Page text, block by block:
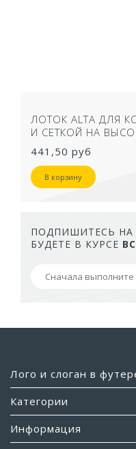
ЛОТОК ALTA ДЛЯ
И СЕТКОЙ НА
441,50 руб
В корзину
ПОДПИШИТЕСЬ НА
БУДЕТЕ В КУРСЕ
Лого и слоган в
Категории
Информация